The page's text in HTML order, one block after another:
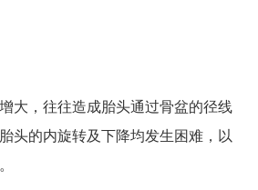
大，往往造成胎头通过骨盆的径线
头的内旋转及下降均发生困难，以